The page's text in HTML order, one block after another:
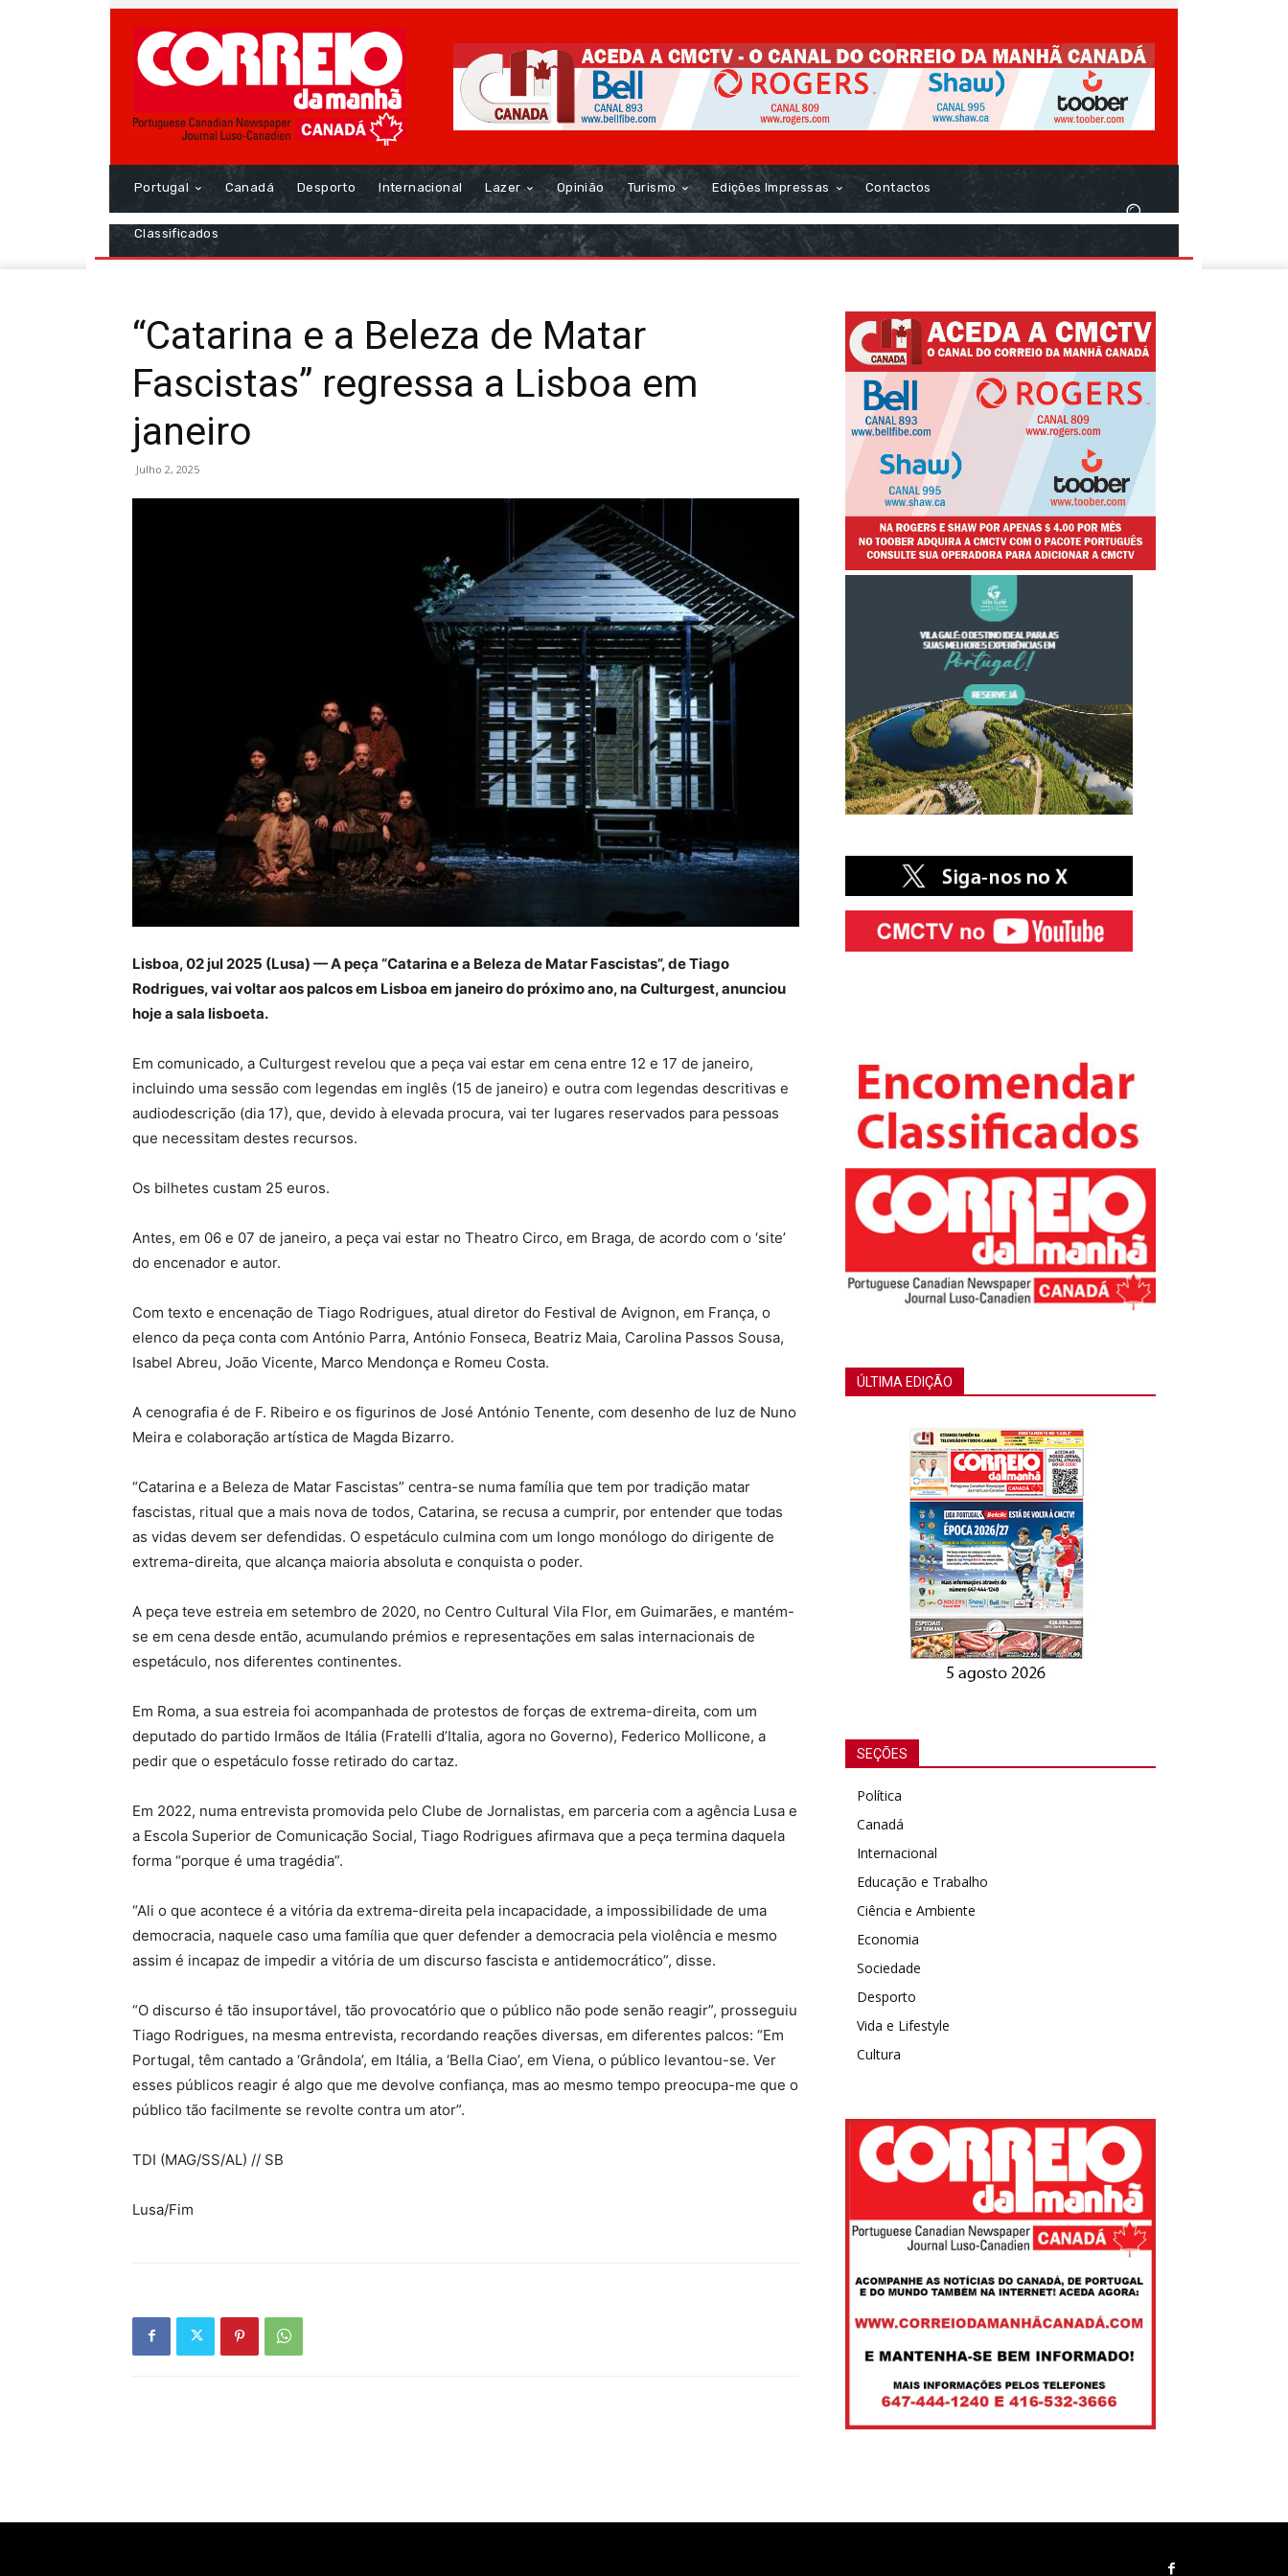
Portugal Canadá Desporto Internacional Lazer Opinião Turismo Edições Impressas Contactos
Classificados
“Catarina e a Beleza de Matar
Fascistas” regressa a Lisboa em
janeiro
Julho 2, 2025
Lisboa, 02 jul 2025 (Lusa) — A peça “Catarina e a Beleza de Matar Fascistas”, de Tiago
Rodrigues, vai voltar aos palcos em Lisboa em janeiro do próximo ano, na Culturgest, anunciou
hoje a sala lisboeta.
Em comunicado, a Culturgest revelou que a peça vai estar em cena entre 12 e 17 de janeiro,
incluindo uma sessão com legendas em inglês (15 de janeiro) e outra com legendas descritivas e
audiodescrição (dia 17), que, devido à elevada procura, vai ter lugares reservados para pessoas
que necessitam destes recursos.
Os bilhetes custam 25 euros.
Antes, em 06 e 07 de janeiro, a peça vai estar no Theatro Circo, em Braga, de acordo com o ‘site’
do encenador e autor.
Com texto e encenação de Tiago Rodrigues, atual diretor do Festival de Avignon, em França, o
elenco da peça conta com António Parra, António Fonseca, Beatriz Maia, Carolina Passos Sousa,
Isabel Abreu, João Vicente, Marco Mendonça e Romeu Costa.
A cenografia é de F. Ribeiro e os figurinos de José António Tenente, com desenho de luz de Nuno
Meira e colaboração artística de Magda Bizarro.
“Catarina e a Beleza de Matar Fascistas” centra-se numa família que tem por tradição matar
fascistas, ritual que a mais nova de todos, Catarina, se recusa a cumprir, por entender que todas
as vidas devem ser defendidas. O espetáculo culmina com um longo monólogo do dirigente de
extrema-direita, que alcança maioria absoluta e conquista o poder.
A peça teve estreia em setembro de 2020, no Centro Cultural Vila Flor, em Guimarães, e mantém-
se em cena desde então, acumulando prémios e representações em salas internacionais de
espetáculo, nos diferentes continentes.
Em Roma, a sua estreia foi acompanhada de protestos de forças de extrema-direita, com um
deputado do partido Irmãos de Itália (Fratelli d’Italia, agora no Governo), Federico Mollicone, a
pedir que o espetáculo fosse retirado do cartaz.
Em 2022, numa entrevista promovida pelo Clube de Jornalistas, em parceria com a agência Lusa e
a Escola Superior de Comunicação Social, Tiago Rodrigues afirmava que a peça termina daquela
forma “porque é uma tragédia”.
“Ali o que acontece é a vitória da extrema-direita pela incapacidade, a impossibilidade de uma
democracia, naquele caso uma família que quer defender a democracia pela violência e mesmo
assim é incapaz de impedir a vitória de um discurso fascista e antidemocrático”, disse.
“O discurso é tão insuportável, tão provocatório que o público não pode senão reagir”, prosseguiu
Tiago Rodrigues, na mesma entrevista, recordando reações diversas, em diferentes palcos: “Em
Portugal, têm cantado a ‘Grândola’, em Itália, a ‘Bella Ciao’, em Viena, o público levantou-se. Ver
esses públicos reagir é algo que me devolve confiança, mas ao mesmo tempo preocupa-me que o
público tão facilmente se revolte contra um ator”.
TDI (MAG/SS/AL) // SB
Lusa/Fim
ÚLTIMA EDIÇÃO
SEÇÕES
Política
Canadá
Internacional
Educação e Trabalho
Ciência e Ambiente
Economia
Sociedade
Desporto
Vida e Lifestyle
Cultura